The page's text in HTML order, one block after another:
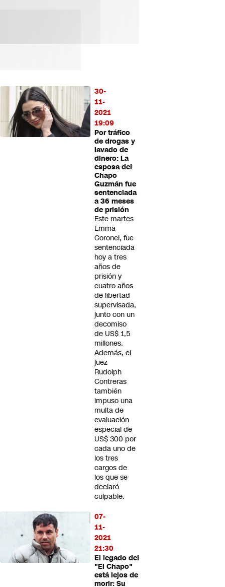
30-
11-
2021
19:09
Por tráfico
de drogas y
lavado de
dinero: La
esposa del
Chapo
Guzmán fue
sentenciada
a 36 meses
de prisión
Este martes
Emma
Coronel, fue
sentenciada
hoy a tres
años de
prisión y
cuatro años
de libertad
supervisada,
junto con un
decomiso
de US$ 1,5
millones.
Además, el
juez
Rudolph
Contreras
también
impuso una
multa de
evaluación
especial de
US$ 300 por
cada uno de
los tres
cargos de
los que se
declaró
culpable.
07-
11-
2021
21:30
El legado del
"El Chapo"
está lejos de
morir: Su